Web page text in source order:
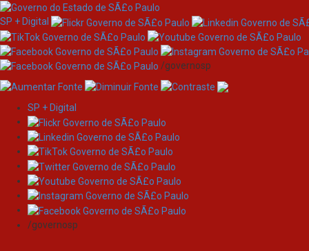
Skip
navigation
SP + Digital
/governosp
SP + Digital
/governosp
Search
Search: